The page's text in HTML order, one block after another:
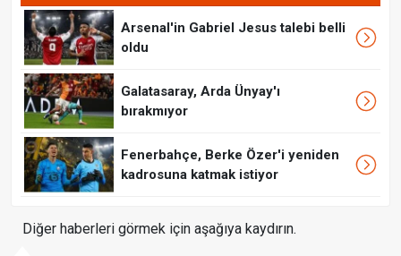
Arsenal'in Gabriel Jesus talebi belli
oldu
Galatasaray, Arda Ünyay'ı
bırakmıyor
Fenerbahçe, Berke Özer'i yeniden
kadrosuna katmak istiyor
Diğer haberleri görmek için aşağıya kaydırın.